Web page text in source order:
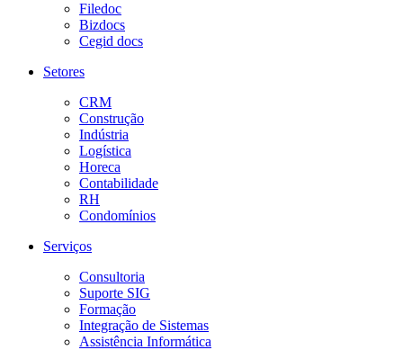
Filedoc
Bizdocs
Cegid docs
Setores
CRM
Construção
Indústria
Logística
Horeca
Contabilidade
RH
Condomínios
Serviços
Consultoria
Suporte SIG
Formação
Integração de Sistemas
Assistência Informática